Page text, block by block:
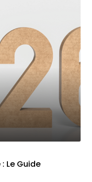
Le Guide